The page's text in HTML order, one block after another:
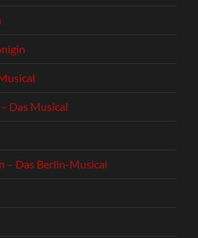
Das Musical
– Das Berlin-Musical